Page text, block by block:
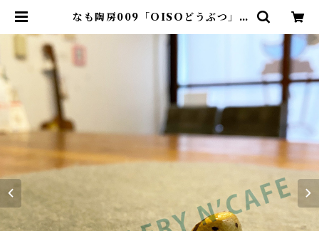
なも陶房009「OISOどうぶつ」 |
E SHOP